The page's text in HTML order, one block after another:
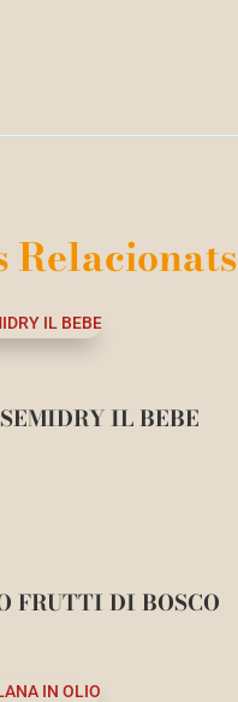
Relacionats
IL BEBE
FRUTTI DI BOSCO